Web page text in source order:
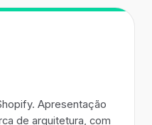
Apresentação
de arquitetura, com